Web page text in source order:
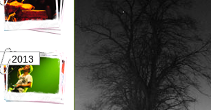
2013 2012 2011